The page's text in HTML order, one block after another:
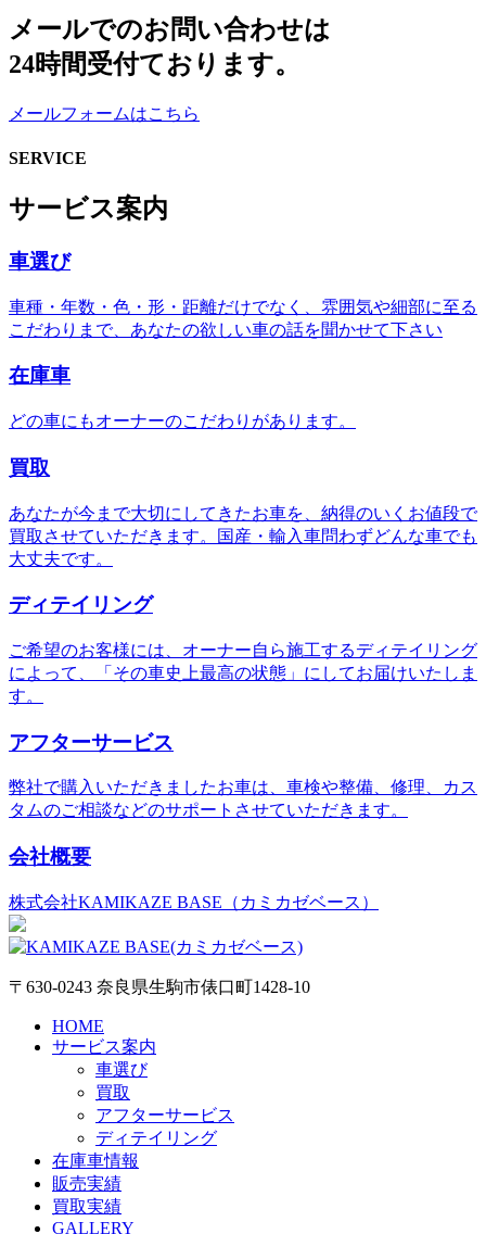
メールでのお問い合わせは
24時間受付ております。
メールフォームはこちら
SERVICE
サービス案内
車選び
車種・年数・色・形・距離だけでなく、雰囲気や細部に至る
こだわりまで、あなたの欲しい車の話を聞かせて下さい
在庫車
どの車にもオーナーのこだわりがあります。
買取
あなたが今まで大切にしてきたお車を、納得のいくお値段で
買取させていただきます。国産・輸入車問わずどんな車でも
大丈夫です。
ディテイリング
ご希望のお客様には、オーナー自ら施工するディテイリング
によって、「その車史上最高の状態」にしてお届けいたしま
す。
アフターサービス
弊社で購入いただきましたお車は、車検や整備、修理、カス
タムのご相談などのサポートさせていただきます。
会社概要
株式会社KAMIKAZE BASE（カミカゼベース）
〒630-0243 奈良県生駒市俵口町1428-10
HOME
サービス案内
車選び
買取
アフターサービス
ディテイリング
在庫車情報
販売実績
買取実績
GALLERY